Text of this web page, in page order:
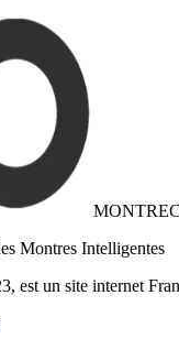
Montres Intelligentes
est un site internet